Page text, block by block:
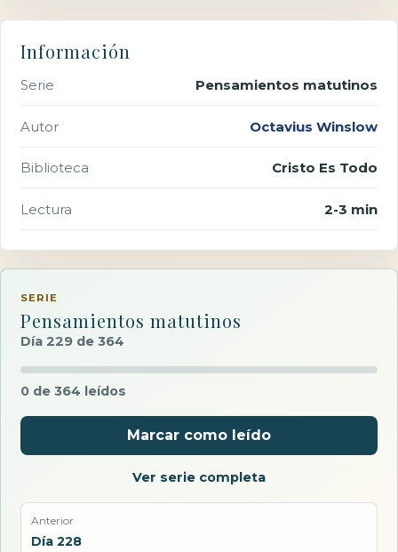
Información
Serie Pensamientos matutinos
Autor Octavius Winslow
Biblioteca Cristo Es Todo
Lectura 2-3 min
SERIE
Pensamientos matutinos
Día 229 de 364
0 de 364 leídos
Marcar como leído
Ver serie completa
Anterior
Día 228